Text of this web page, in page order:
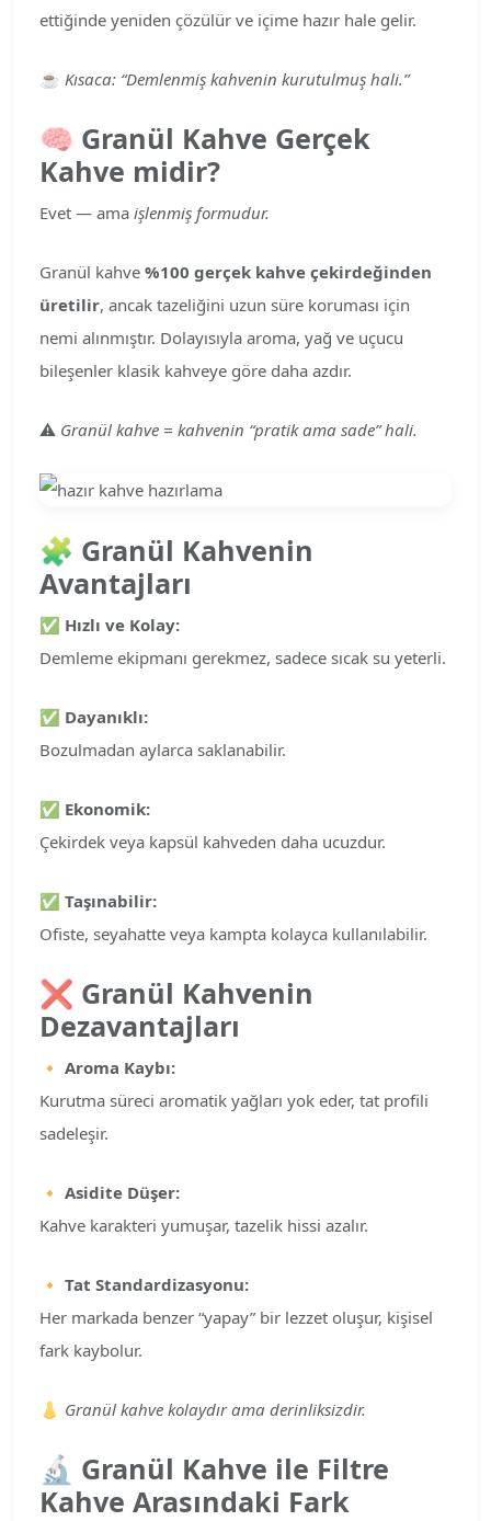
ettiğinde yeniden çözülür ve içime hazır hale gelir.
☕ Kısaca: “Demlenmiş kahvenin kurutulmuş hali.”
🧠 Granül Kahve Gerçek
Kahve midir?
Evet — ama işlenmiş formudur.
Granül kahve %100 gerçek kahve çekirdeğinden
üretilir, ancak tazeliğini uzun süre koruması için
nemi alınmıştır. Dolayısıyla aroma, yağ ve uçucu
bileşenler klasik kahveye göre daha azdır.
⚠️ Granül kahve = kahvenin “pratik ama sade” hali.
🧩 Granül Kahvenin
Avantajları
✅ Hızlı ve Kolay:
Demleme ekipmanı gerekmez, sadece sıcak su yeterli.
✅ Dayanıklı:
Bozulmadan aylarca saklanabilir.
✅ Ekonomik:
Çekirdek veya kapsül kahveden daha ucuzdur.
✅ Taşınabilir:
Ofiste, seyahatte veya kampta kolayca kullanılabilir.
❌ Granül Kahvenin
Dezavantajları
🔸 Aroma Kaybı:
Kurutma süreci aromatik yağları yok eder, tat profili
sadeleşir.
🔸 Asidite Düşer:
Kahve karakteri yumuşar, tazelik hissi azalır.
🔸 Tat Standardizasyonu:
Her markada benzer “yapay” bir lezzet oluşur, kişisel
fark kaybolur.
👃 Granül kahve kolaydır ama derinliksizdir.
🔬 Granül Kahve ile Filtre
Kahve Arasındaki Fark